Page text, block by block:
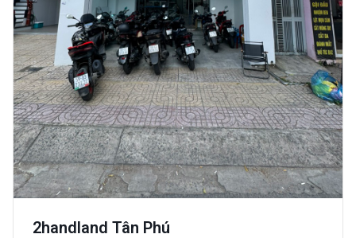
2handland Tân Phú